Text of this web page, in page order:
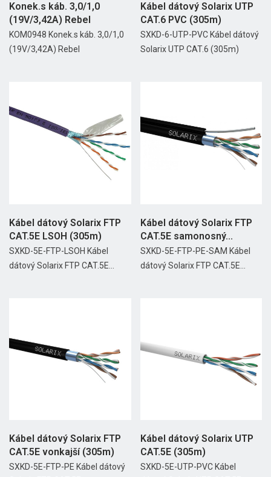
Konek.s káb. 3,0/1,0
(19V/3,42A) Rebel
KOM0948 Konek.s káb. 3,0/1,0
(19V/3,42A) Rebel
Kábel dátový Solarix UTP
CAT.6 PVC (305m)
SXKD-6-UTP-PVC Kábel dátový
Solarix UTP CAT.6 (305m)
Kábel dátový Solarix FTP
CAT.5E LSOH (305m)
SXKD-5E-FTP-LSOH Kábel
dátový Solarix FTP CAT.5E...
Kábel dátový Solarix FTP
CAT.5E samonosný...
SXKD-5E-FTP-PE-SAM Kábel
dátový Solarix FTP CAT.5E...
Kábel dátový Solarix FTP
CAT.5E vonkajší (305m)
SXKD-5E-FTP-PE Kábel dátový
Kábel dátový Solarix UTP
CAT.5E (305m)
SXKD-5E-UTP-PVC Kábel